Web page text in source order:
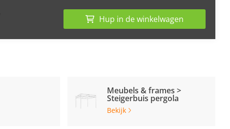
Hup in de winkelwagen
Meubels & frames >
Steigerbuis pergola
Bekijk